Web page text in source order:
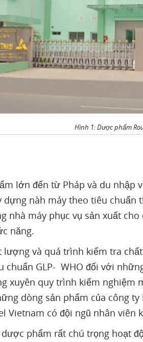
Hình 1: Dược phẩm
lớn đến từ Pháp và du nhập
dựng nàh máy theo tiêu
nhà máy phục vụ sản xuất
năng.
lượng và quá trình kiểm tra
chuẩn GLP- WHO đối với
xuyên quy trình kiểm nghiệm
dòng sản phẩm của công
Vietnam có đội ngũ nhân
phẩm rất chú trọng hoạt